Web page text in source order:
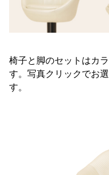
椅子と脚のセットはカ
す。写真クリックでお
す。